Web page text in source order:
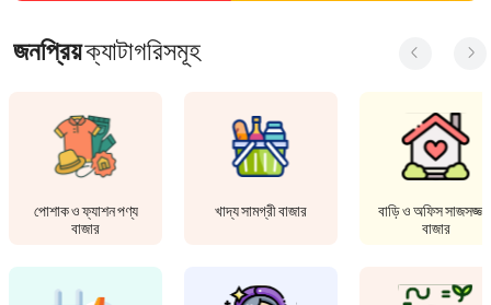
জনপ্রিয়ক্যাটাগরিসমূহ
পোশাক ও ফ্যাশন পণ্য
বাজার
খাদ্য সামগ্রী বাজার
বাড়ি ও অফিস
বাজার